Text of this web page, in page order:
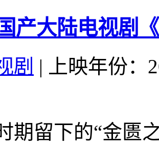
产大陆电视剧
剧 |
上映年份：
期留下的“金匮